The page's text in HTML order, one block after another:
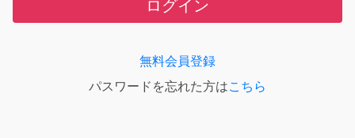
ログイン
無料会員登録
パスワードを忘れた方はこちら